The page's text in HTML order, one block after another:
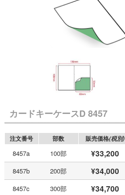
カードキーケースD 8457
注文番号 部数 販売価格(税別)
8457a 100部 ¥33,200
8457b
200部 ¥34,000
8457c
300部 ¥34,700